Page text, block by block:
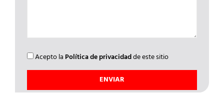
Acepto la Política de privacidadde este sitio